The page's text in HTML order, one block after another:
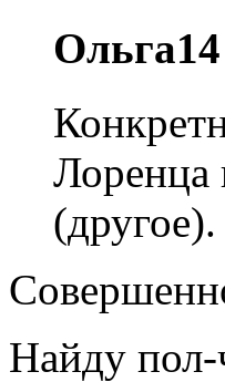
Лоренца
(другое).
Найду